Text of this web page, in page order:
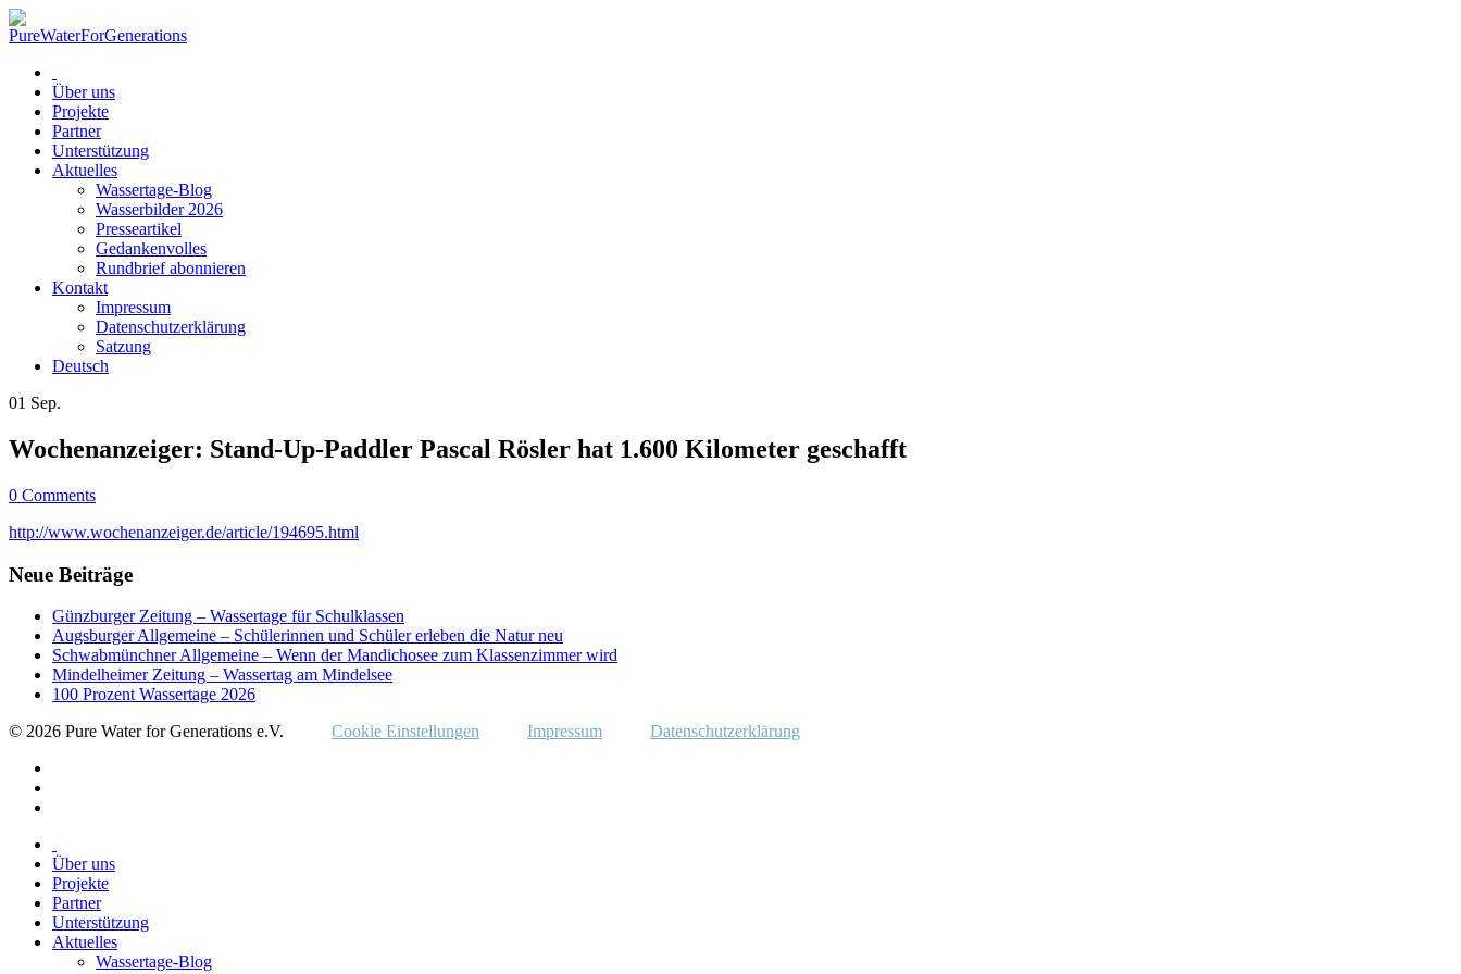
Über uns
Projekte
Partner
Unterstützung
Aktuelles
Wassertage-Blog
Wasserbilder 2026
Presseartikel
Gedankenvolles
Rundbrief abonnieren
Kontakt
Impressum
Datenschutzerklärung
Satzung
Deutsch
01 Sep.
Wochenanzeiger: Stand-Up-Paddler Pascal Rösler hat 1.600 Kilometer geschafft
0 Comments
http://www.wochenanzeiger.de/article/194695.html
Neue Beiträge
Günzburger Zeitung – Wassertage für Schulklassen
Augsburger Allgemeine – Schülerinnen und Schüler erleben die Natur neu
Schwabmünchner Allgemeine – Wenn der Mandichosee zum Klassenzimmer wird
Mindelheimer Zeitung – Wassertag am Mindelsee
100 Prozent Wassertage 2026
© 2026 Pure Water for Generations e.V.
Cookie Einstellungen Impressum Datenschutzerklärung
Über uns
Projekte
Partner
Unterstützung
Aktuelles
Wassertage-Blog